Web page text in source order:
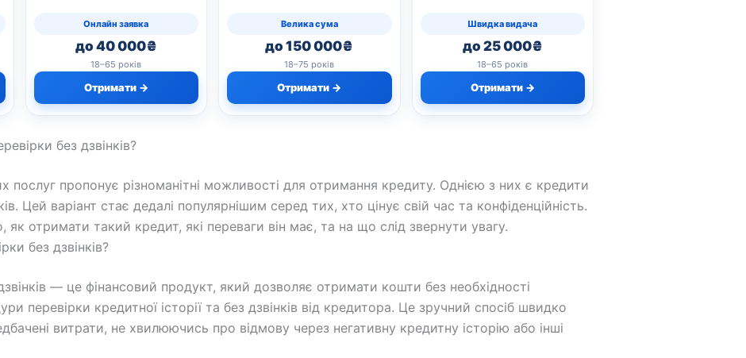
Онлайн заявка
до 40 000₴
18–65 років
Отримати →
Велика сума
до 150 000₴
18–75 років
Отримати →
Швидка видача
до 25 000₴
18–65 років
Отримати →
без дзвінків?
послуг пропонує різноманітні можливості для отримання кредиту. Однією з них є кредити
Цей варіант стає дедалі популярнішим серед тих, хто цінує свій час та конфіденційність.
як отримати такий кредит, які переваги він має, та на що слід звернути увагу.
без дзвінків?
— це фінансовий продукт, який дозволяє отримати кошти без необхідності
перевірки кредитної історії та без дзвінків від кредитора. Це зручний спосіб швидко
витрати, не хвилюючись про відмову через негативну кредитну історію або інші